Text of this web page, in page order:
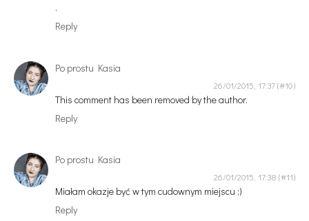
.
Reply
Po prostu Kasia
26/01/2015, 17:37
This comment has been removed by the author.
Reply
Po prostu Kasia
26/01/2015, 17:38
Miałam okazje być w tym cudownym miejscu ;)
Reply